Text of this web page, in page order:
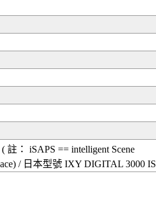
： iSAPS == intelligent Scene
/ 日本型號 IXY DIGITAL 3000 IS